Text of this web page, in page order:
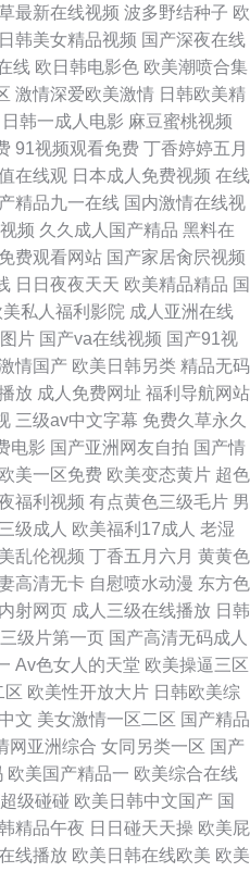
最新在线视频 波多野结种子 欧
日韩美女精品视频 国产深夜在线
线 欧日韩电影色 欧美潮喷合集
激情深爱欧美激情 日韩欧美精
日韩一成人电影 麻豆蜜桃视频
91视频观看免费 丁香婷婷五月
在线观 日本成人免费视频 在线
精品九一在线 国内激情在线视
频 久久成人国产精品 黑料在
费观看网站 国产家居肏屄视频
日日夜夜天天 欧美精品精品 国
美私人福利影院 成人亚洲在线
片 国产va在线视频 国产91视
情国产 欧美日韩另类 精品无码
放 成人免费网址 福利导航网站
三级av中文字幕 免费久草永久
电影 国产亚洲网友自拍 国产情
欧美一区免费 欧美变态黄片 超色
福利视频 有点黄色三级毛片 男
级成人 欧美福利17成人 老湿
乱伦视频 丁香五月六月 黄黄色
高清无卡 自慰喷水动漫 东方色
射网页 成人三级在线播放 日韩
三级片第一页 国产高清无码成人
Av色女人的天堂 欧美操逼三区
区 欧美性开放大片 日韩欧美综
文 美女激情一区二区 国产精品
网亚洲综合 女同另类一区 国产
欧美国产精品一 欧美综合在线
级碰碰 欧美日韩中文国产 国
精品午夜 日日碰天天操 欧美屁
线播放 欧美日韩在线欧美 欧美